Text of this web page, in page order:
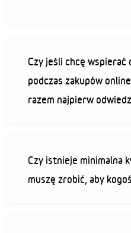
Czy jeśli chcę wspierać
podczas zakupów
razem najpierw
Czy istnieje minimalna
muszę zrobić, aby